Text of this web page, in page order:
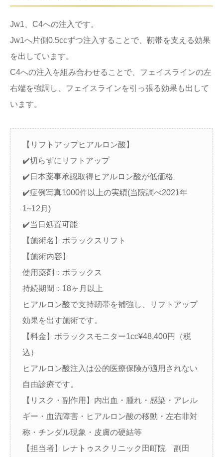
Jw1、C4への注入です。
Jw1へ片側0.5ccずつ注入することで、靭帯を支える効果
を出しています。
C4への注入を組み合わせることで、フェイスラインの左
右端を強調し、フェイスラインを引っ張る効果も出して
います。
【リフトアップヒアルロン酸】
✔️切らずにリフトアップ
✔️日本薬事承認取得ヒアルロン酸が低価格
✔️症例写真1000件以上の実績(当院調べ2021年
1~12月)
✔️当日処置可能
【施術名】ボラックスリフト
【施術内容】
使用薬剤：ボラックス
持続期間：18ヶ月以上
ヒアルロン酸で支持靭帯を補強し、リフトアップ
効果を出す施術です。
【料金】ボラックスモニター1cc¥48,400円（税
込）
ヒアルロン酸注入は公的医療保険が適用されない
自由診療です。
【リスク・副作用】内出血・腫れ・感染・アレル
ギー・血流障害・ヒアルロン酸の移動・左右非対
称・チンダル現象・皮膚の硬結等
【担当者】レナトゥスクリニック田町院 副田